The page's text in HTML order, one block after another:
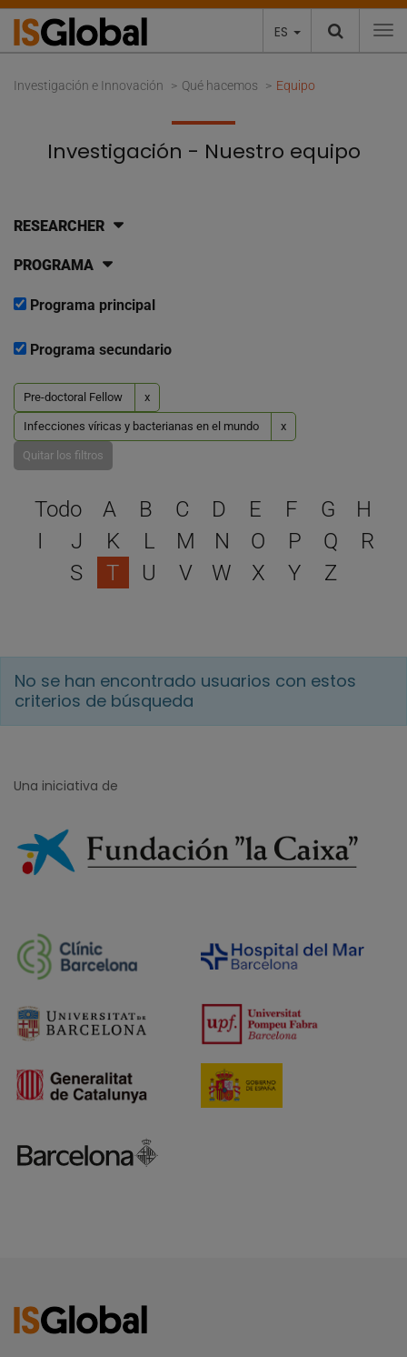
ES
Investigación e Innovación Qué hacemos Equipo
Investigación - Nuestro equipo
RESEARCHER
PROGRAMA
Programa principal
Programa secundario
Pre-doctoral Fellow x
Infecciones víricas y bacterianas en el mundo x
Quitar los filtros
Selecciona una letra
Todo A B C D E F G
H
I
J K L M N O P Q
R
S
T U V W X Y Z
No se han encontrado usuarios con estos
criterios de búsqueda
Una iniciativa de